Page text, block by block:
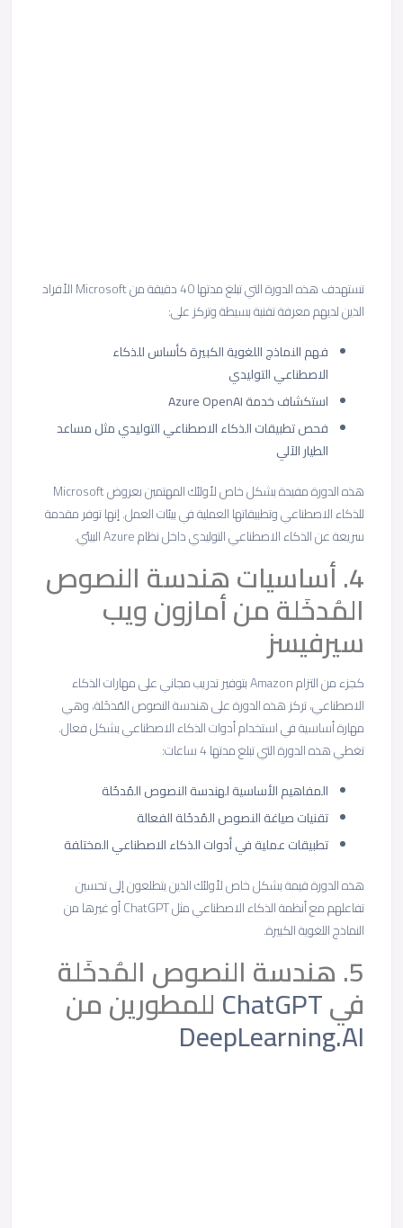
تستهدف هذه الدورة التي تبلغ مدتها 40 دقيقة من Microsoft الأفراد
الذين لديهم معرفة تقنية بسيطة وتركز على:
فهم النماذج اللغوية الكبيرة كأساس للذكاء
الاصطناعي التوليدي
استكشاف خدمة Azure OpenAI
فحص تطبيقات الذكاء الاصطناعي التوليدي مثل مساعد
الطيار الآلي
هذه الدورة مفيدة بشكل خاص لأولئك المهتمين بعروض Microsoft
للذكاء الاصطناعي وتطبيقاتها العملية في بيئات العمل. إنها توفر مقدمة
سريعة عن الذكاء الاصطناعي التوليدي داخل نظام Azure البيئي.
4. أساسيات هندسة النصوص
المُدخَلة من أمازون ويب
سيرفيسز
كجزء من التزام Amazon بتوفير تدريب مجاني على مهارات الذكاء
الاصطناعي، تركز هذه الدورة على هندسة النصوص المُدخَلة، وهي
مهارة أساسية في استخدام أدوات الذكاء الاصطناعي بشكل فعال.
تغطي هذه الدورة التي تبلغ مدتها 4 ساعات:
المفاهيم الأساسية لهندسة النصوص المُدخَلة
تقنيات صياغة النصوص المُدخَلة الفعالة
تطبيقات عملية في أدوات الذكاء الاصطناعي المختلفة
هذه الدورة قيمة بشكل خاص لأولئك الذين يتطلعون إلى تحسين
تفاعلهم مع أنظمة الذكاء الاصطناعي مثل ChatGPT أو غيرها من
النماذج اللغوية الكبيرة.
5. هندسة النصوص المُدخَلة
فيChatGPTللمطورين من
DeepLearning.AI